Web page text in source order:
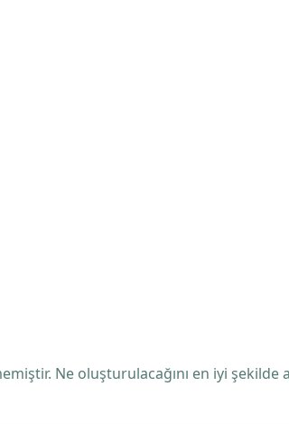
Ne oluşturulacağını en iyi